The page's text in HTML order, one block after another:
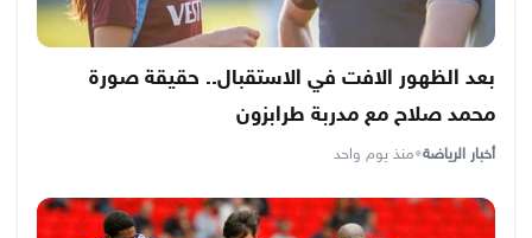
بعد الظهور الافت في الاستقبال.. حقيقة صورة
محمد صلاح مع مدربة طرابزون
أخبار الرياضة•منذ يوم واحد